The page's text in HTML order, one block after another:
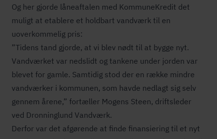
Og her gjorde låneaftalen med KommuneKredit det
muligt at etablere et holdbart vandværk til en
uoverkommelig pris:
”Tidens tand gjorde, at vi blev nødt til at bygge nyt.
Vandværket var nedslidt og tankene under jorden var
blevet for gamle. Samtidig stod der en række mindre
vandværker i kommunen, som havde nedlagt sig selv
gennem årene,” fortæller Mogens Steen, driftsleder
ved Dronninglund Vandværk.
Derfor var det afgørende at finde finansiering til et nyt